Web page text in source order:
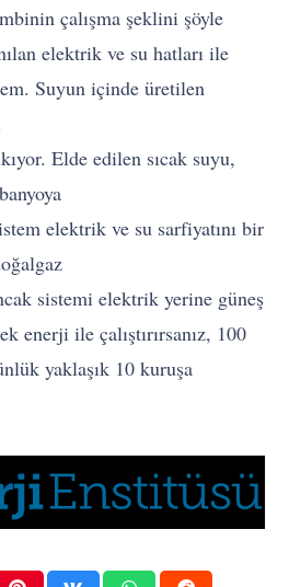
çalışma şeklini şöyle
elektrik ve su hatları ile
Suyun içinde üretilen
Elde edilen sıcak suyu,
elektrik ve su sarfiyatını bir
sistemi elektrik yerine güneş
enerji ile çalıştırırsanız, 100
yaklaşık 10 kuruşa